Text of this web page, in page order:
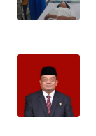
WN
WN
KEPULAUAN
SERIBU